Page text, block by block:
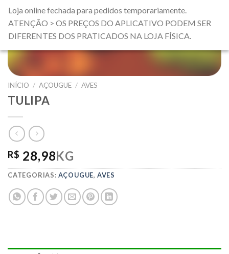
INÍCIO / AÇOUGUE / AVES
TULIPA
R$ 28,98KG
CATEGORIAS: AÇOUGUE, AVES
Loja online fechada para pedidos temporariamente.
ATENÇÃO > OS PREÇOS DO APLICATIVO PODEM SER
DIFERENTES DOS PRATICADOS NA LOJA FÍSICA.